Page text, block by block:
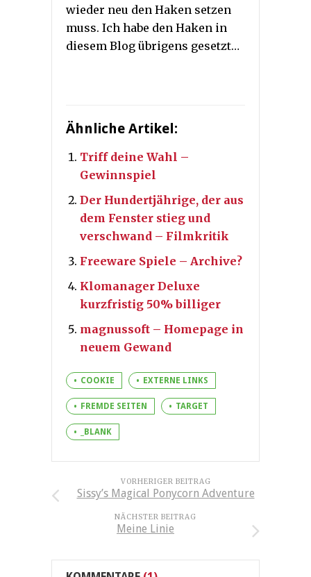
wieder neu den Haken setzen
muss. Ich habe den Haken in
diesem Blog übrigens gesetzt…
Ähnliche Artikel:
Triff deine Wahl –
Gewinnspiel
Der Hundertjährige, der aus
dem Fenster stieg und
verschwand – Filmkritik
Freeware Spiele – Archive?
Klomanager Deluxe
kurzfristig 50% billiger
magnussoft – Homepage in
neuem Gewand
COOKIE EXTERNE LINKS
FREMDE SEITEN TARGET
_BLANK
VORHERIGER BEITRAG
Sissy’s Magical Ponycorn Adventure
NÄCHSTER BEITRAG
Meine Linie